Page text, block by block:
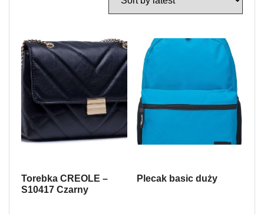
Torebka CREOLE –
S10417 Czarny
Plecak basic duży